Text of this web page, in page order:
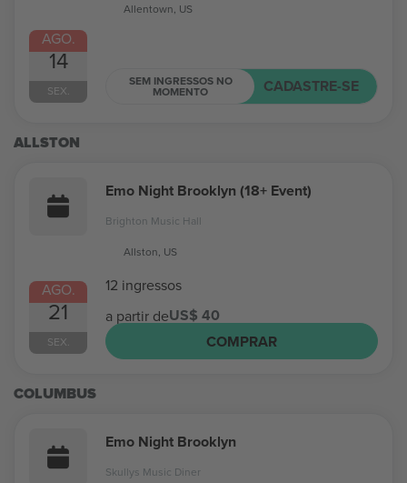
AGO.
14
SEX.
Allentown, US
SEM INGRESSOS NO
MOMENTO CADASTRE-SE
ALLSTON
AGO.
21
SEX.
Emo Night Brooklyn (18+ Event)
Brighton Music Hall
Allston, US
12 ingressos
a partir deUS$ 40
COMPRAR
COLUMBUS
Emo Night Brooklyn
Skullys Music Diner